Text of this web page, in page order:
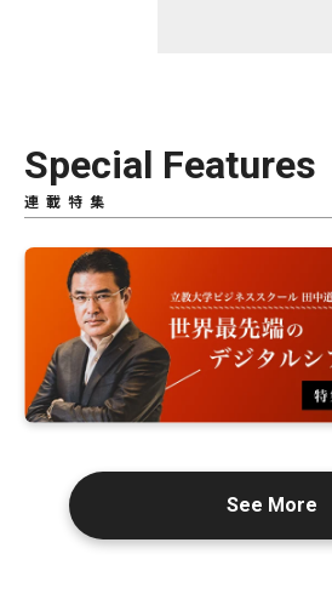
Special Features
連載特集
See More